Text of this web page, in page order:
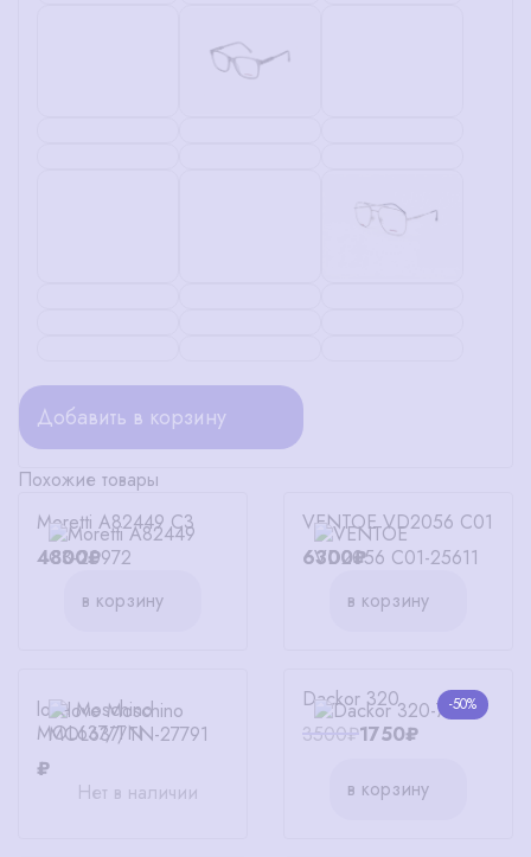
Добавить в корзину
Похожие товары
Moretti A82449 C3
4800₽
в корзину
VENTOE VD2056 C01
6300₽
в корзину
love Moschino
MOL637/TN
₽
Нет в наличии
-50%
Dackor 320
3500₽1750₽
в корзину